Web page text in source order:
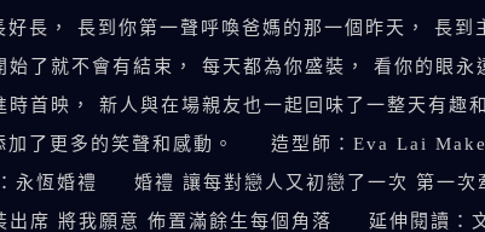
長， 長到你第一聲呼喚爸媽的那一個昨天， 長
了就不會有結束， 每天都為你盛裝， 看你的眼永
首映， 新人與在場親友也一起回味了一整天有趣
加了更多的笑聲和感動。 造型師：Eva Lai
永恆婚禮 婚禮 讓每對戀人又初戀了一次 第一次
出席 將我願意 佈置滿餘生每個角落 延伸閱讀：